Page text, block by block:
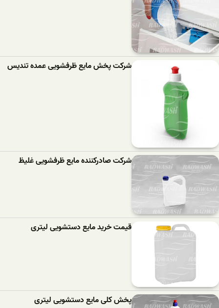
شرکت پخش مایع ظرفشویی عمده تندیس
شرکت صادرکننده مایع ظرفشویی غلیظ
قیمت خرید مایع دستشویی لیتری
پخش کلی مایع دستشویی لیتری